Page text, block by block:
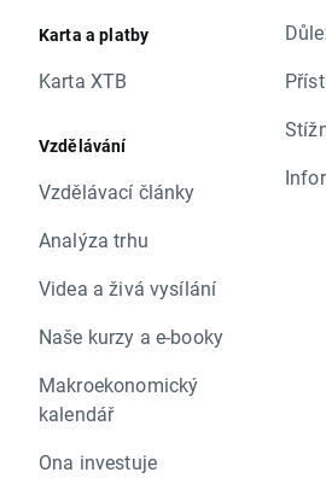
Karta a platby
Karta XTB
Vzdělávání
Vzdělávací články
Analýza trhu
Videa a živá vysílání
Naše kurzy a e-booky
Makroekonomický
kalendář
Ona investuje